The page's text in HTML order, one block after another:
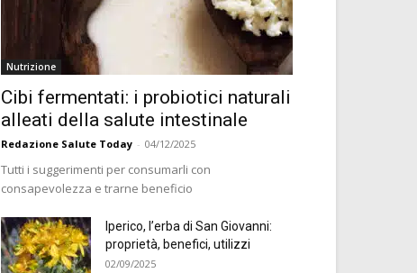
Nutrizione
Cibi fermentati: i probiotici naturali
alleati della salute intestinale
Redazione Salute Today - 04/12/2025
Tutti i suggerimenti per consumarli con
consapevolezza e trarne beneficio
Iperico, l’erba di San Giovanni:
proprietà, benefici, utilizzi
02/09/2025